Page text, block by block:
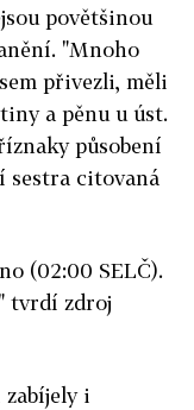
povětšinou
"Mnoho
přivezli, měli
a pěnu u úst.
působení
sestra citovaná
(02:00 SELČ).
tvrdí zdroj
i